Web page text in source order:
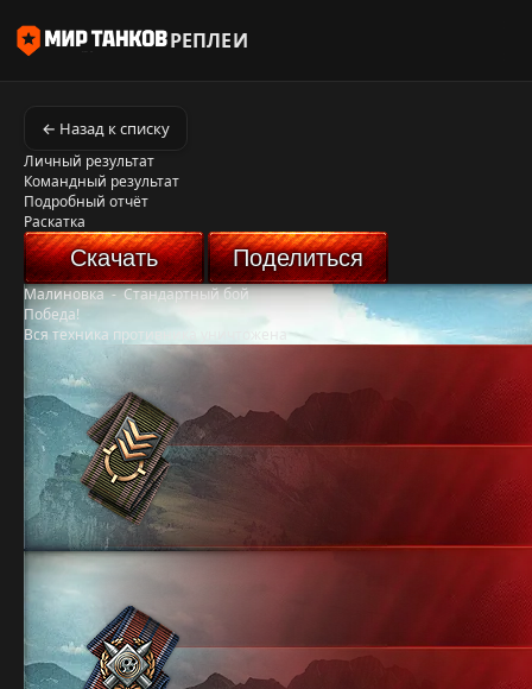
РЕПЛЕИ
← Назад к списку
Личный результат
Командный результат
Подробный отчёт
Раскатка
Скачать Поделиться
Малиновка-Стандартный бой
Победа!
Вся техника противника уничтожена